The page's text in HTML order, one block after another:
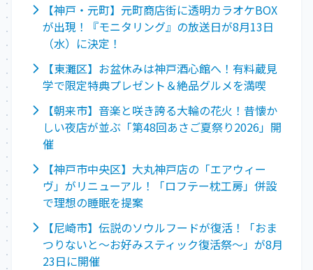
【神戸・元町】元町商店街に透明カラオケBOX
が出現！『モニタリング』の放送日が8月13日
（水）に決定！
【東灘区】お盆休みは神戸酒心館へ！有料蔵見
学で限定特典プレゼント＆絶品グルメを満喫
【朝来市】音楽と咲き誇る大輪の花火！昔懐か
しい夜店が並ぶ「第48回あさご夏祭り2026」開
催
【神戸市中央区】大丸神戸店の「エアウィー
ヴ」がリニューアル！「ロフテー枕工房」併設
で理想の睡眠を提案
【尼崎市】伝説のソウルフードが復活！「おま
つりないと～お好みスティック復活祭～」が8月
23日に開催